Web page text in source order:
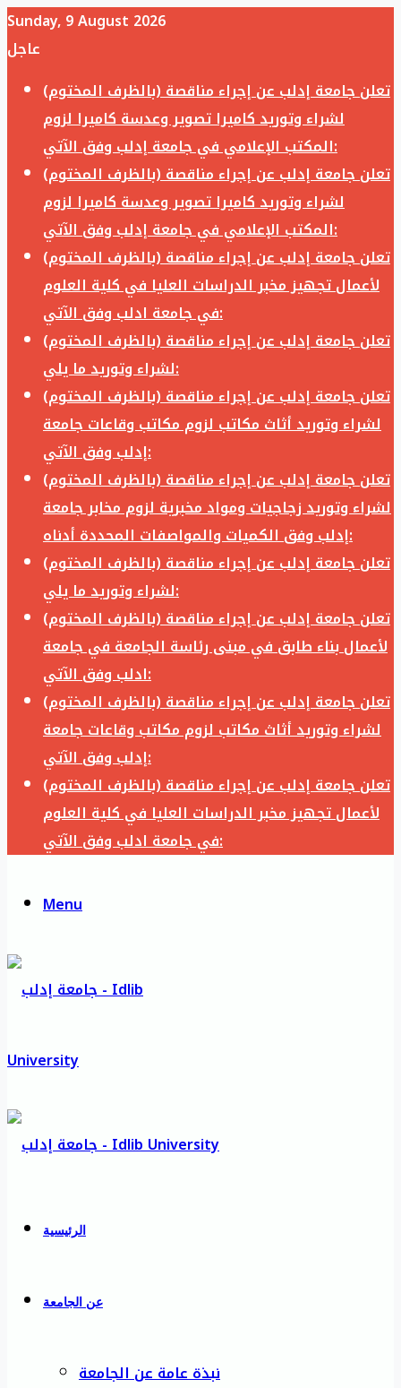
Sunday, 9 August 2026
عاجل
تعلن جامعة إدلب عن إجراء مناقصة (بالظرف المختوم)
لشراء وتوريد كاميرا تصوير وعدسة كاميرا لزوم
المكتب الإعلامي في جامعة إدلب وفق الآتي:
تعلن جامعة إدلب عن إجراء مناقصة (بالظرف المختوم)
لشراء وتوريد كاميرا تصوير وعدسة كاميرا لزوم
المكتب الإعلامي في جامعة إدلب وفق الآتي:
تعلن جامعة إدلب عن إجراء مناقصة (بالظرف المختوم)
لأعمال تجهيز مخبر الدراسات العليا في كلية العلوم
في جامعة ادلب وفق الآتي:
تعلن جامعة إدلب عن إجراء مناقصة (بالظرف المختوم)
لشراء وتوريد ما يلي:
تعلن جامعة إدلب عن إجراء مناقصة (بالظرف المختوم)
لشراء وتوريد أثاث مكاتب لزوم مكاتب وقاعات جامعة
إدلب وفق الآتي:
تعلن جامعة إدلب عن إجراء مناقصة (بالظرف المختوم)
لشراء وتوريد زجاجيات ومواد مخبرية لزوم مخابر جامعة
إدلب وفق الكميات والمواصفات المحددة أدناه:
تعلن جامعة إدلب عن إجراء مناقصة (بالظرف المختوم)
لشراء وتوريد ما يلي:
تعلن جامعة إدلب عن إجراء مناقصة (بالظرف المختوم)
لأعمال بناء طابق في مبنى رئاسة الجامعة في جامعة
ادلب وفق الآتي:
تعلن جامعة إدلب عن إجراء مناقصة (بالظرف المختوم)
لشراء وتوريد أثاث مكاتب لزوم مكاتب وقاعات جامعة
إدلب وفق الآتي:
تعلن جامعة إدلب عن إجراء مناقصة (بالظرف المختوم)
لأعمال تجهيز مخبر الدراسات العليا في كلية العلوم
في جامعة ادلب وفق الآتي:
Menu
الرئيسية
عن الجامعة
نبذة عامة عن الجامعة